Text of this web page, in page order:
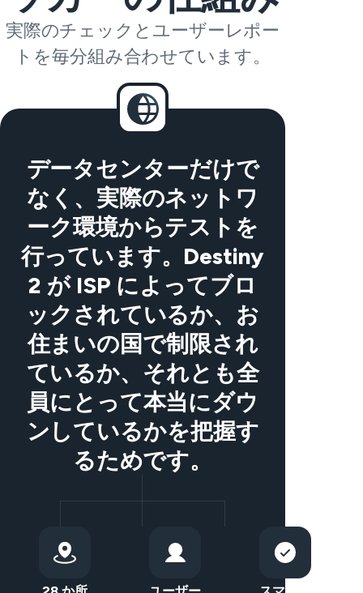
実際のチェックとユーザーレポー
トを毎分組み合わせています。
データセンターだけで
なく、実際のネットワ
ーク環境からテストを
行っています。Destiny
2 が ISP によってブロ
ックされているか、お
住まいの国で制限され
ているか、それとも全
員にとって本当にダウ
ンしているかを把握す
るためです。